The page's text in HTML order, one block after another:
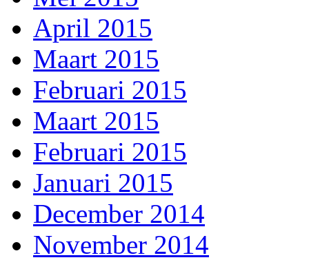
April 2015
Maart 2015
Februari 2015
Maart 2015
Februari 2015
Januari 2015
December 2014
November 2014